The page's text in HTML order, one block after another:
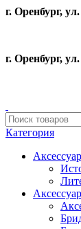
г. Оренбург,
г. Оренбург,
Категория